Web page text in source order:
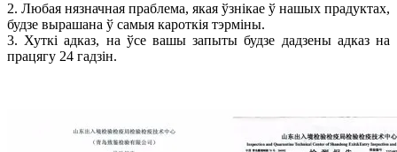
2. Любая нязначная праблема, якая ўзнікае ў нашых прадуктах,
будзе вырашана ў самыя кароткія тэрміны.
3. Хуткі адказ, на ўсе вашы запыты будзе дадзены адказ на
працягу 24 гадзін.